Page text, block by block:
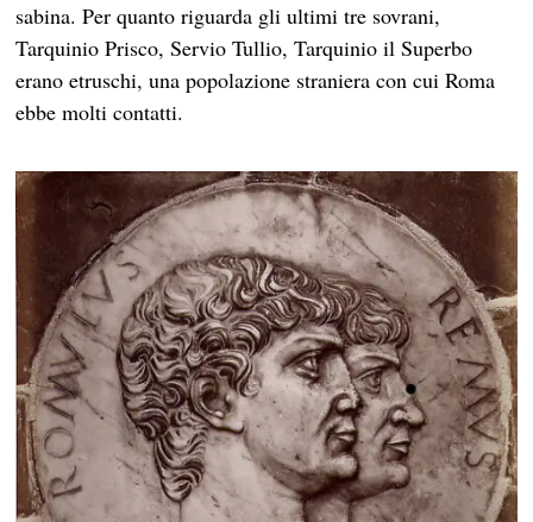
sabina. Per quanto riguarda gli ultimi tre sovrani,
Tarquinio Prisco, Servio Tullio, Tarquinio il Superbo
erano etruschi, una popolazione straniera con cui Roma
ebbe molti contatti.